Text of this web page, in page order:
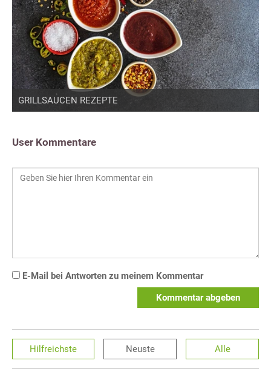
GRILLSAUCEN REZEPTE
User Kommentare
E-Mail bei Antworten zu meinem Kommentar
Kommentar abgeben
Hilfreichste Neuste Alle